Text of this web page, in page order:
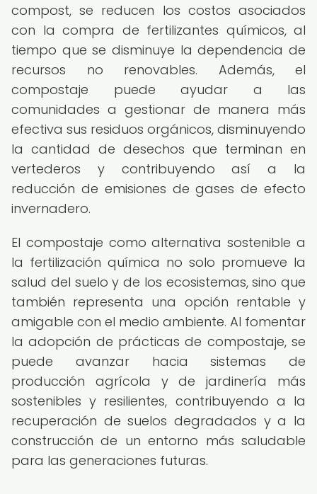
compost, se reducen los costos asociados
con la compra de fertilizantes químicos, al
tiempo que se disminuye la dependencia de
recursos no renovables. Además, el
compostaje puede ayudar a las
comunidades a gestionar de manera más
efectiva sus residuos orgánicos, disminuyendo
la cantidad de desechos que terminan en
vertederos y contribuyendo así a la
reducción de emisiones de gases de efecto
invernadero.
El compostaje como alternativa sostenible a
la fertilización química no solo promueve la
salud del suelo y de los ecosistemas, sino que
también representa una opción rentable y
amigable con el medio ambiente. Al fomentar
la adopción de prácticas de compostaje, se
puede avanzar hacia sistemas de
producción agrícola y de jardinería más
sostenibles y resilientes, contribuyendo a la
recuperación de suelos degradados y a la
construcción de un entorno más saludable
para las generaciones futuras.